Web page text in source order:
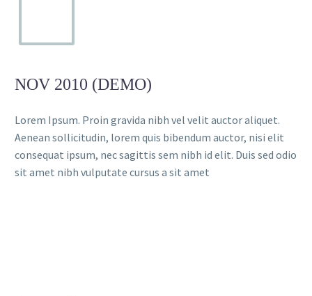
NOV 2010 (DEMO)
Lorem Ipsum. Proin gravida nibh vel velit auctor aliquet.
Aenean sollicitudin, lorem quis bibendum auctor, nisi elit
consequat ipsum, nec sagittis sem nibh id elit. Duis sed odio
sit amet nibh vulputate cursus a sit amet